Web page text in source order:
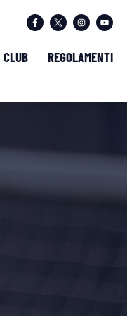
CLUB REGOLAMENTI